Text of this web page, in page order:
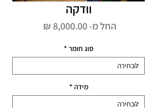
וודקה
החל מ-8,000.00 ₪
סוג חומר *
מידה *